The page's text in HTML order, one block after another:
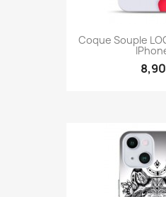
Coque Souple